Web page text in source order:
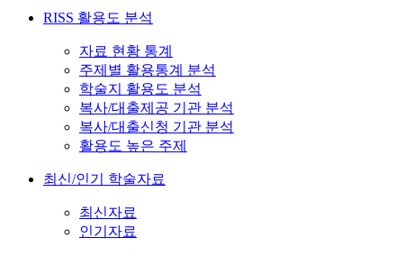
RISS 활용도 분석
자료 현황 통계
주제별 활용통계 분석
학술지 활용도 분석
복사/대출제공 기관 분석
복사/대출신청 기관 분석
활용도 높은 주제
최신/인기 학술자료
최신자료
인기자료